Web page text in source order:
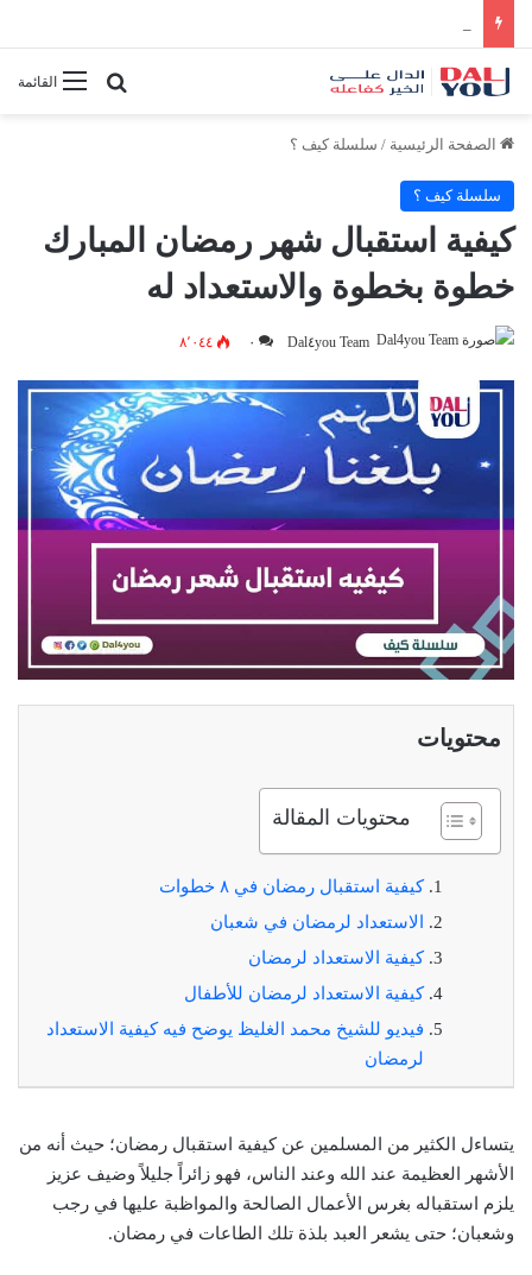
القائمةبحث عن
الصفحة الرئيسية / سلسلة كيف ؟
سلسلة كيف ؟
كيفية استقبال شهر رمضان المبارك
خطوة بخطوة والاستعداد له
Dal٤you Team ٠ ٨٬٠٤٤
محتويات
محتويات المقالة
كيفية استقبال رمضان في ٨ خطوات
الاستعداد لرمضان في شعبان
كيفية الاستعداد لرمضان
كيفية الاستعداد لرمضان للأطفال
فيديو للشيخ محمد الغليظ يوضح فيه كيفية الاستعداد
لرمضان
يتساءل الكثير من المسلمين عن كيفية استقبال رمضان؛ حيث أنه من
الأشهر العظيمة عند الله وعند الناس، فهو زائراً جليلاً وضيف عزيز
يلزم استقباله بغرس الأعمال الصالحة والمواظبة عليها في رجب
وشعبان؛ حتى يشعر العبد بلذة تلك الطاعات في رمضان.